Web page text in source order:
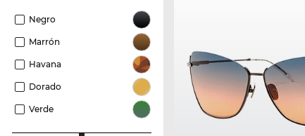
Negro
Marrón
Havana
Dorado
Verde